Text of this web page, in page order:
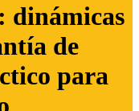
dinámicas
de
para